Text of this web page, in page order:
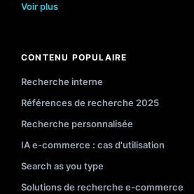
Voir plus
CONTENU POPULAIRE
Recherche interne
Références de recherche 2025
Recherche personnalisée
IA e-commerce : cas d'utilisation
Search as you type
Solutions de recherche e-commerce